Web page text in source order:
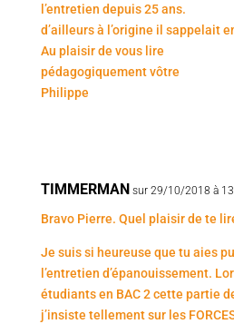
l’entretien depuis 25 ans.
d’ailleurs à l’origine il sappelait
Au plaisir de vous lire
pédagogiquement vôtre
Philippe
TIMMERMAN sur 29/10/2018 à
Bravo Pierre. Quel plaisir de te
Je suis si heureuse que tu aies
l’entretien d’épanouissement.
étudiants en BAC 2 cette partie
j’insiste tellement sur les